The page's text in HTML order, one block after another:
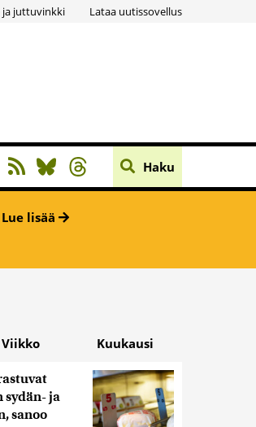
ja juttuvinkki Lataa uutissovellus
Haku
Lue lisää
Viikko Kuukausi
ja
sanoo